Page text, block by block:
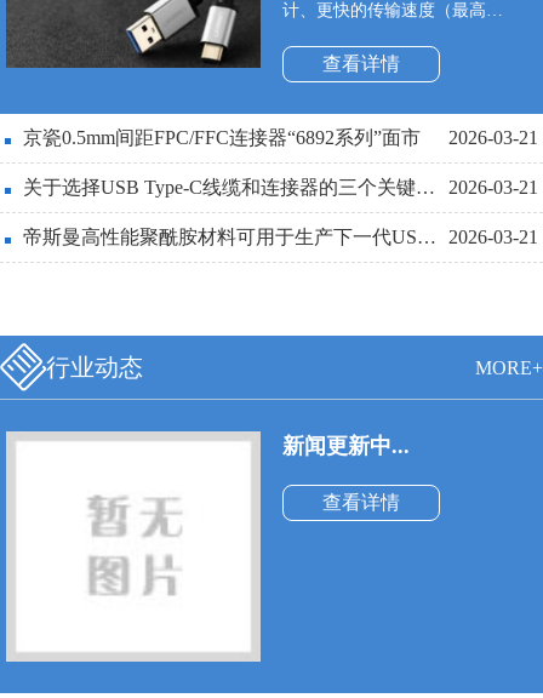
计、更快的传输速度（最高
（最高100W）。Type-C双面可插
接口最大的特点是支持USB接口双
不准”的世界性难题，正反面随便
插。同时与它配套使用的USB数据
线也必须更细和更轻便。
查看详情
京瓷0.5mm间距FPC/FFC连接器“6892系列”面市 2026-03-21
关于选择USB Type-C线缆和连接器的三个关键设计点详解 2026-03-21
帝斯曼高性能聚酰胺材料可用于生产下一代USBType-C连接器 2026-03-21
行业动态 MORE+
新闻更新中...
查看详情